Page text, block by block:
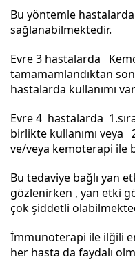
Bu yöntemle
sağlanabilmektedir.
Evre 3 hastalarda
tamamamlandıktan
hastalarda kullanımı var
Evre 4 hastalarda
birlikte kullanımı veya
ve/veya kemoterapi ile
Bu tedaviye bağlı yan
gözlenirken , yan etki
çok şiddetli
İmmunoterapi ile ilğili
her hasta da faydalı